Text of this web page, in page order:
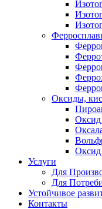
Оксиды,
Оксид
Оксид
Услуги
Для
Для
Устойчивое
Контакты